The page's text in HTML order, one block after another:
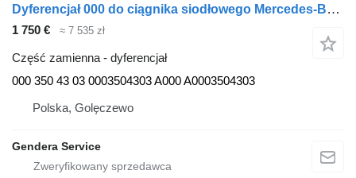
Dyferencjał 000 do ciągnika siodłowego Mercedes-Benz Actros MP4 Atego Antos
1 750 € ≈ 7 535 zł
Część zamienna - dyferencjał
000 350 43 03 0003504303 A000 A0003504303
Polska, Golęczewo
Gendera Service